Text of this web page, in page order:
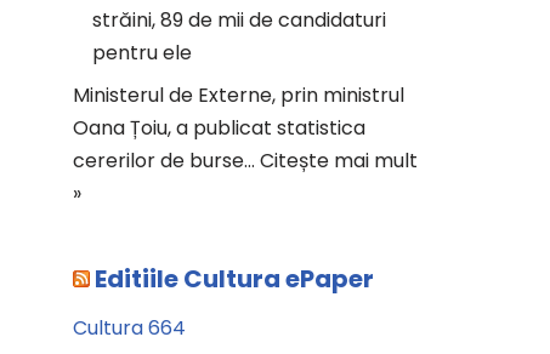
străini, 89 de mii de candidaturi
pentru ele
Ministerul de Externe, prin ministrul
Oana Țoiu, a publicat statistica
cererilor de burse… Citește mai mult
»
Editiile Cultura ePaper
Cultura 664